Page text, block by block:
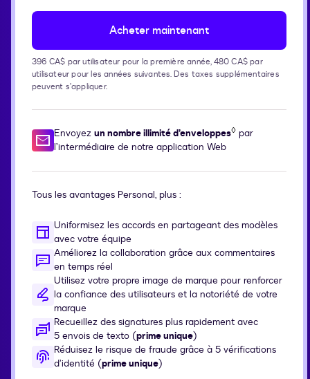
Acheter maintenant
396 CA$ par utilisateur pour la première année, 480 CA$ par
utilisateur pour les années suivantes. Des taxes supplémentaires
peuvent s’appliquer.
Envoyez un nombre illimité d’enveloppes◊ par
l’intermédiaire de notre application Web
Tous les avantages Personal, plus :
Uniformisez les accords en partageant des modèles
avec votre équipe
Améliorez la collaboration grâce aux commentaires
en temps réel
Utilisez votre propre image de marque pour renforcer
la confiance des utilisateurs et la notoriété de votre
marque
Recueillez des signatures plus rapidement avec
5 envois de texto (prime unique)
Réduisez le risque de fraude grâce à 5 vérifications
d’identité (prime unique)